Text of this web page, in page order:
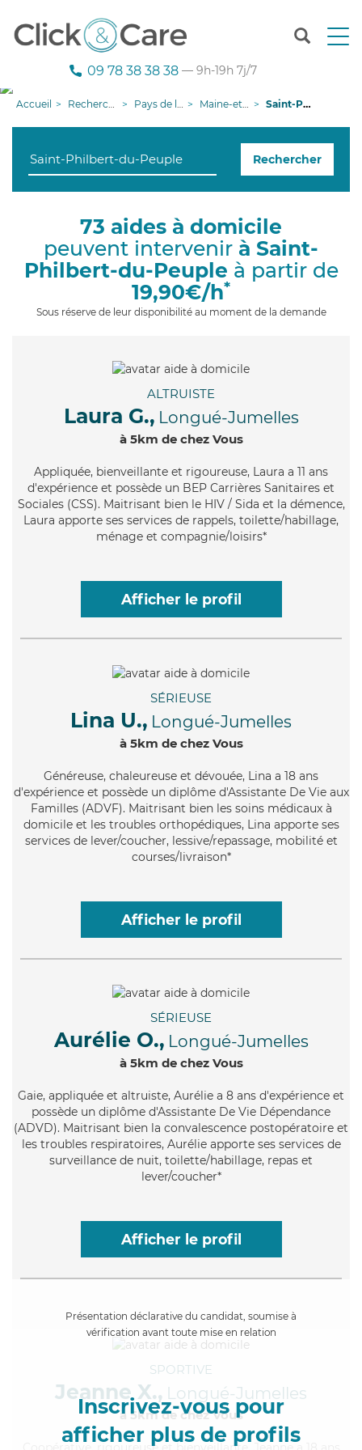
T
n
g
n
09 78 38 38 38 — 9h-19h 7j/7
Accueil Recherche aide à domicile Pays de la Loire Maine-et-Loire Saint-Philbert-du-Peuple
Rechercher
73 aides à domicile
peuvent intervenir à Saint-
Philbert-du-Peuple à partir de
19,90€/h*
Sous réserve de leur disponibilité au moment de la demande
ALTRUISTE
Laura G., Longué-Jumelles
à 5km de chez Vous
Appliquée, bienveillante et rigoureuse, Laura a 11 ans
d'expérience et possède un BEP Carrières Sanitaires et
Sociales (CSS). Maitrisant bien le HIV / Sida et la démence,
Laura apporte ses services de rappels, toilette/habillage,
ménage et compagnie/loisirs*
Afficher le profil
SÉRIEUSE
Lina U., Longué-Jumelles
à 5km de chez Vous
Généreuse, chaleureuse et dévouée, Lina a 18 ans
d'expérience et possède un diplôme d'Assistante De Vie aux
Familles (ADVF). Maitrisant bien les soins médicaux à
domicile et les troubles orthopédiques, Lina apporte ses
services de lever/coucher, lessive/repassage, mobilité et
courses/livraison*
Afficher le profil
SÉRIEUSE
Aurélie O., Longué-Jumelles
à 5km de chez Vous
Gaie, appliquée et altruiste, Aurélie a 8 ans d'expérience et
possède un diplôme d'Assistante De Vie Dépendance
(ADVD). Maitrisant bien la convalescence postopératoire et
les troubles respiratoires, Aurélie apporte ses services de
surveillance de nuit, toilette/habillage, repas et
lever/coucher*
Afficher le profil
Présentation déclarative du candidat, soumise à
vérification avant toute mise en relation
Inscrivez-vous pour
afficher plus de profils
SPORTIVE
Jeanne X., Longué-Jumelles
à 5km de chez Vous